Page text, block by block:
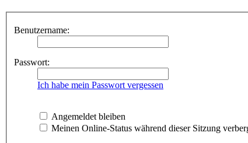
Benutzername:
Passwort:
Ich habe mein Passwort vergessen
Angemeldet bleiben
Meinen Online-Status während dieser Sitzung